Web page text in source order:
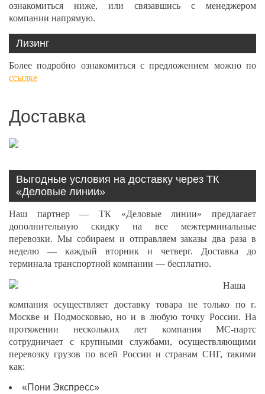
ознакомиться ниже, или связавшись с менеджером
компании напрямую.
Лизинг
Более подробно ознакомиться с предложением можно по
ссылке
Доставка
Выгодные условия на доставку через ТК
«Деловые линии»
Наш партнер — ТК «Деловые линии» предлагает
дополнительную скидку на все межтерминальные
перевозки. Мы собираем и отправляем заказы два раза в
неделю — каждый вторник и четверг. Доставка до
терминала транспортной компании — бесплатно.
Наша
компания осуществляет доставку товара не только по г.
Москве и Подмосковью, но и в любую точку России. На
протяжении нескольких лет компания МС-партс
сотрудничает с крупными службами, осуществляющими
перевозку грузов по всей России и странам СНГ, такими
как:
«Пони Экспресс»